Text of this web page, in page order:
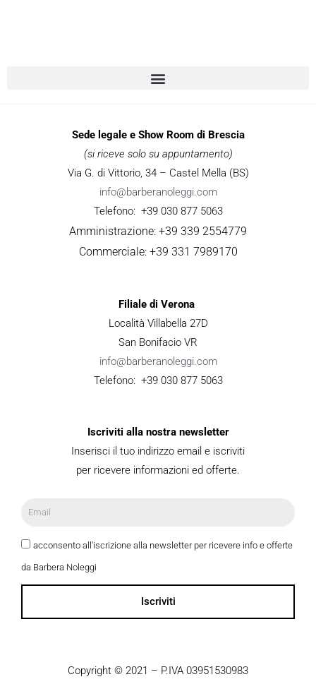
Sede legale e Show Room di Brescia
(si riceve solo su appuntamento)
Via G. di Vittorio, 34 – Castel Mella (BS)
info@barberanoleggi.com
Telefono: +39 030 877 5063
Amministrazione: +39 339 2554779
Commerciale: +39 331 7989170
Filiale di Verona
Località Villabella 27D
San Bonifacio VR
info@barberanoleggi.com
Telefono: +39 030 877 5063
Iscriviti alla nostra newsletter
Inserisci il tuo indirizzo email e iscriviti
per ricevere informazioni ed offerte.
acconsento all'iscrizione alla newsletter per ricevere info e offerte
da Barbera Noleggi
Iscriviti
Copyright © 2021 – P.IVA 03951530983